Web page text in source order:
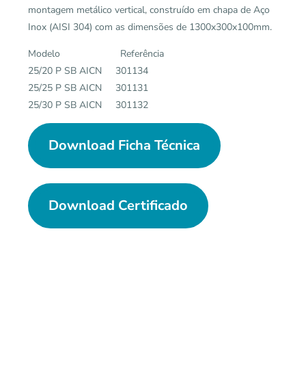
montagem metálico vertical, construído em chapa de Aço
Inox (AISI 304) com as dimensões de 1300x300x100mm.
Modelo Referência
25/20 P SB AICN 301134
25/25 P SB AICN 301131
25/30 P SB AICN 301132
Download Ficha Técnica
Download Certificado